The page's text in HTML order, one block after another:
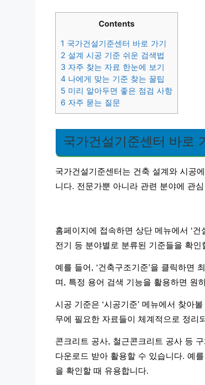
Contents
1 국가건설기준센터 바로 가기
2 설계 시공 기준 쉬운 검색법
3 자주 찾는 자료 한눈에 보기
4 나에게 맞는 기준 찾는 꿀팁
5 미리 알아두면 좋은 점검 사항
6 자주 묻는 질문
국가건설기준센터 바로
국가건설기준센터는 건축 설계와 시공
니다. 전문가뿐 아니라 관련 분야에 관
홈페이지에 접속하면 상단 메뉴에서 ‘
전기 등 분야별로 분류된 기준들을 확인
예를 들어, ‘건축구조기준’을 클릭하면
며, 특정 용어 검색 기능을 활용하면 원
시공 기준은 ‘시공기준’ 메뉴에서 찾아
무에 필요한 자료들이 체계적으로 정리
콘크리트 공사, 철근콘크리트 공사 등
다운로드 받아 활용할 수 있습니다. 예
을 확인할 때 유용합니다.